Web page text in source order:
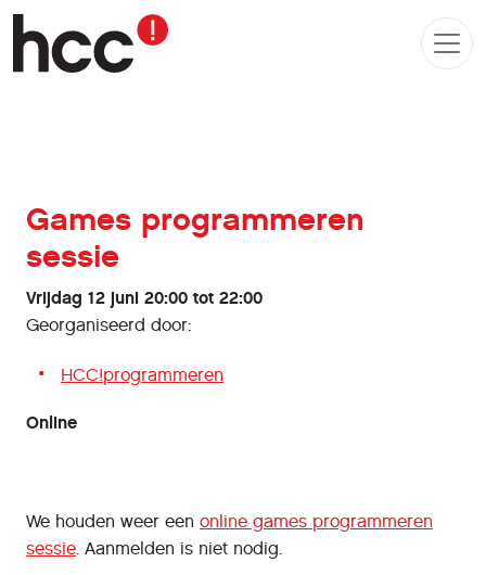
Games programmeren
sessie
Vrijdag 12 juni 20:00 tot 22:00
Georganiseerd door:
HCC!programmeren
Online
We houden weer een online games programmeren
sessie. Aanmelden is niet nodig.